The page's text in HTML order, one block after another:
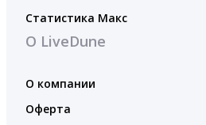
Статистика Макс
О LiveDune
О компании
Оферта